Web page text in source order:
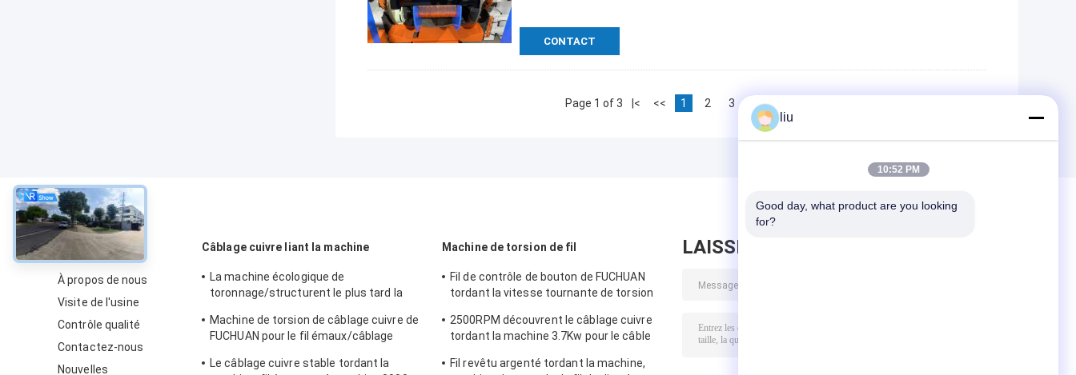
CONTACT
Page 1 of 3 |< << 1 2 3 >>
À propos
À propos de nous
Visite de l'usine
Contrôle qualité
Contactez-nous
Nouvelles
Câblage cuivre liant la machine
La machine écologique de
toronnage/structurent le plus tard la
Machine de torsion de câblage cuivre de
FUCHUAN pour le fil émaux/câblage
Le câblage cuivre stable tordant la
Machine de torsion de fil
Fil de contrôle de bouton de FUCHUAN
tordant la vitesse tournante de torsion
2500RPM découvrent le câblage cuivre
tordant la machine 3.7Kw pour le câble
Fil revêtu argenté tordant la machine,
LAISSEZ UN MESSAGE
liu
10:52 PM
Good day, what product are you looking
for?